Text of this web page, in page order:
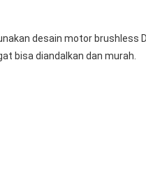
desain motor brushless
bisa diandalkan dan murah.